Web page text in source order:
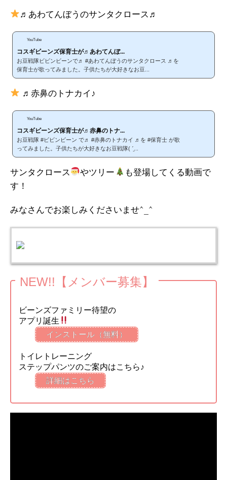
♬あわてんぼうのサンタクロース♬
YouTube
コスギビーンズ保育士が♬あわてんぼ...
お豆戦隊ビビンビーンで♬ #あわてんぼうのサンタクロース ♬を
保育士が歌ってみました。子供たちが大好きなお豆...
♬赤鼻のトナカイ♪
YouTube
コスギビーンズ保育士が♬赤鼻のトナ...
お豆戦隊 #ビビンビーン で♬ #赤鼻のトナカイ ♬を #保育士 が歌
ってみました。子供たちが大好きなお豆戦隊( ˊ̱...
サンタクロース やツリー
も登場してくる動画で
す！
みなさんでお楽しみくださいませ^_^
NEW!!【メンバー募集】
ビーンズファミリー待望の
アプリ誕生
インストール（無料）
トイレトレーニング
ステップパンツのご案内はこちら♪
詳細はこちら